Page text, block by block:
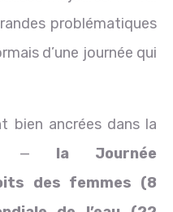
problématiques
d’une journée qui
bien ancrées dans la
— la Journée
des femmes (8